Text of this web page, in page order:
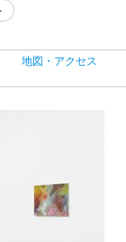
地図・アクセス